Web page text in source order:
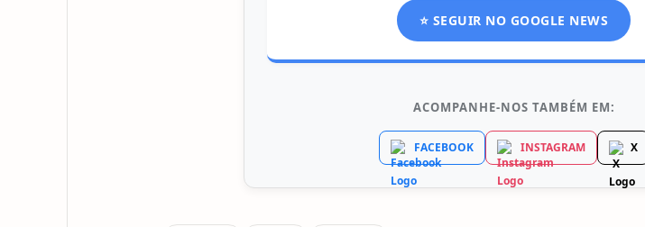
⭐ SEGUIR NO GOOGLE NEWS
ACOMPANHE-NOS TAMBÉM EM:
FACEBOOK INSTAGRAM X